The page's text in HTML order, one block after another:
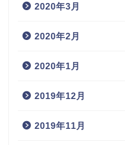
2020年3月
2020年2月
2020年1月
2019年12月
2019年11月